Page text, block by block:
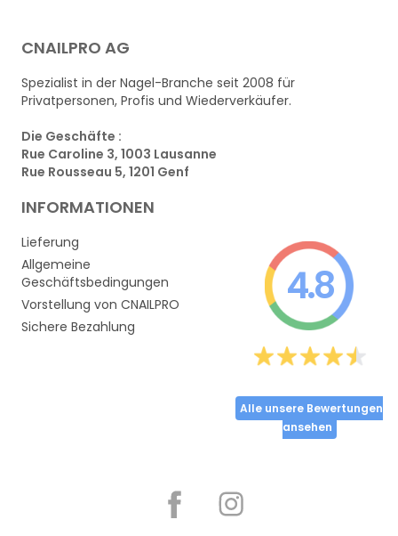
CNAILPRO AG
Spezialist in der Nagel-Branche seit 2008 für
Privatpersonen, Profis und Wiederverkäufer.
Die Geschäfte :
Rue Caroline 3, 1003 Lausanne
Rue Rousseau 5, 1201 Genf
INFORMATIONEN
Lieferung
Allgemeine
Geschäftsbedingungen
Vorstellung von CNAILPRO
Sichere Bezahlung
4.8
Alle unsere Bewertungen
ansehen